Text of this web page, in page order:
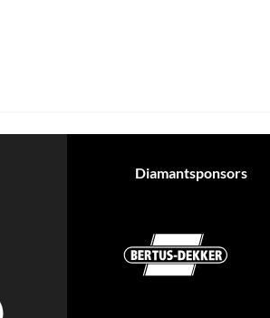
Diamantsponsors